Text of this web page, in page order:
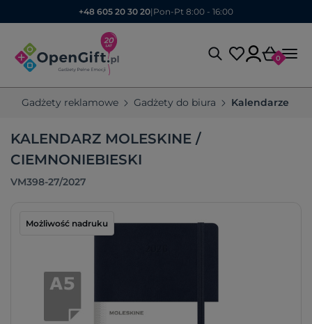
+48 605 20 30 20| Pon-Pt 8:00 - 16:00
0
Gadżety reklamowe Gadżety do biura Kalendarze
KALENDARZ MOLESKINE /
CIEMNONIEBIESKI
VM398-27/2027
Możliwość nadruku